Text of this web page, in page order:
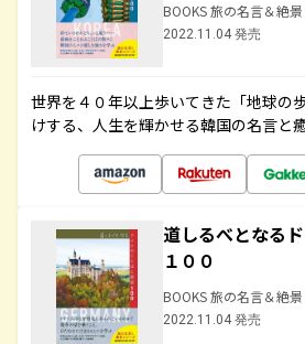
BOOKS 旅の名言＆絶景
2022.11.04 発売
世界を４０年以上歩いてきた「地球の
けする、人生を輝かせる韓国の名言と
道しるべとなる
１００
BOOKS 旅の名言＆絶景
2022.11.04 発売